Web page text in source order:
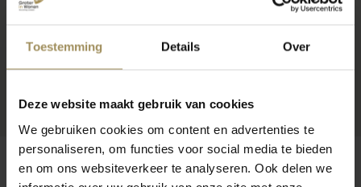
Toestemming Details Over
Deze website maakt gebruik van cookies
We gebruiken cookies om content en advertenties te
personaliseren, om functies voor social media te bieden
en om ons websiteverkeer te analyseren. Ook delen we